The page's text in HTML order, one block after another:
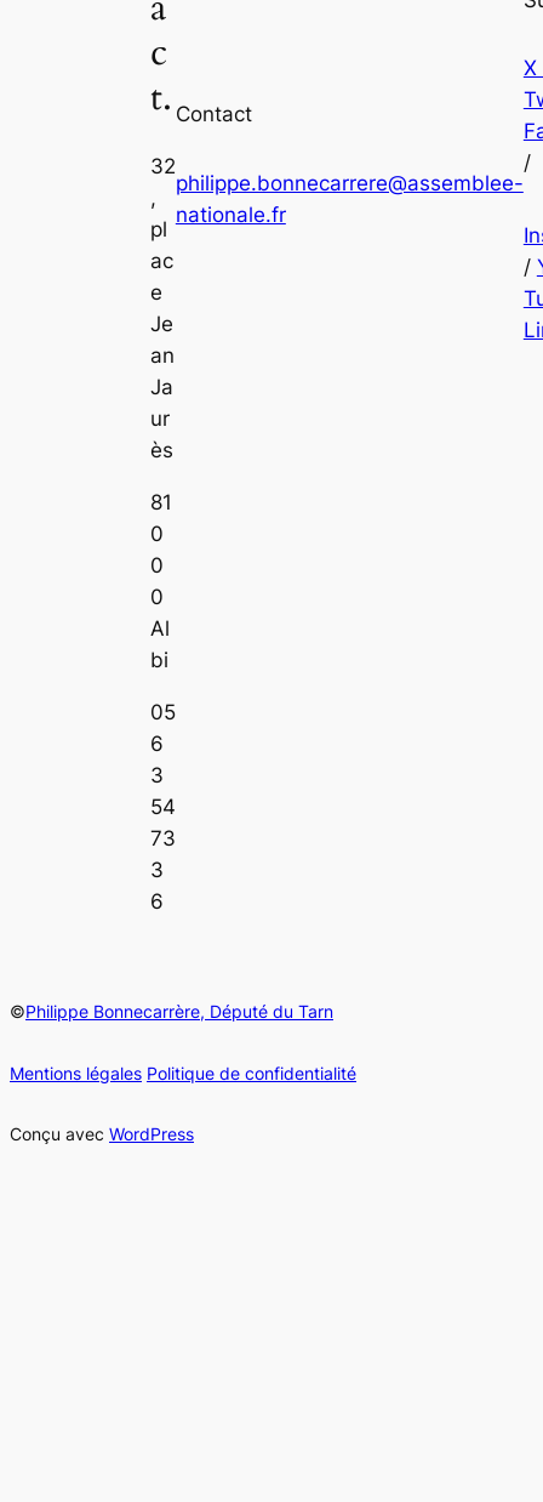
c
t.
32
,
pl
ac
e
Je
an
Ja
ur
ès
81
0
0
0
Al
bi
05
6
3
54
73
3
6
Contact
philippe.bonnecarrere@assemblee-
nationale.fr
X
/
/
©Philippe Bonnecarrère, Député du Tarn
Mentions légales Politique de confidentialité
Conçu avec WordPress